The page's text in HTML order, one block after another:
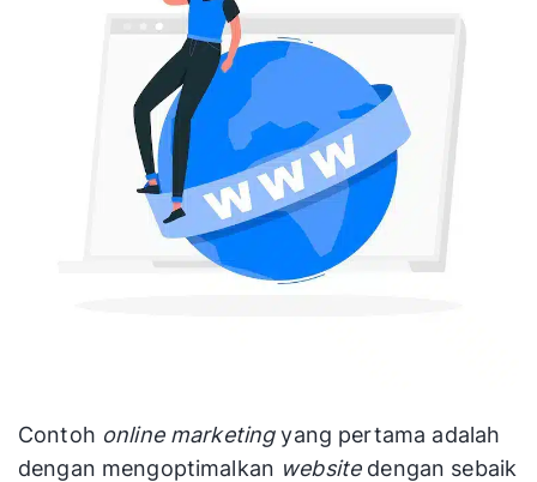
Contoh onlinemarketingyang pertama adalah
dengan mengoptimalkan website dengan sebaik